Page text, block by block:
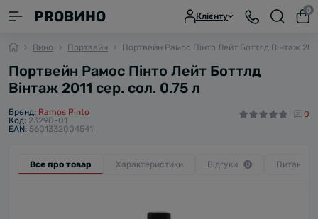
PROВИНО Клієнту
0
Вино Портвейн Портвейн Рамос Пінто Лейт Боттлд Вінтаж
Портвейн Рамос Пінто Лейт Боттлд
Вінтаж 2011 сер. сол. 0.75 л
Бренд: Ramos Pinto
Код: 23290-01
EAN: 5601332004541
0
Все про товар Характеристики Відгуки 0 Питання